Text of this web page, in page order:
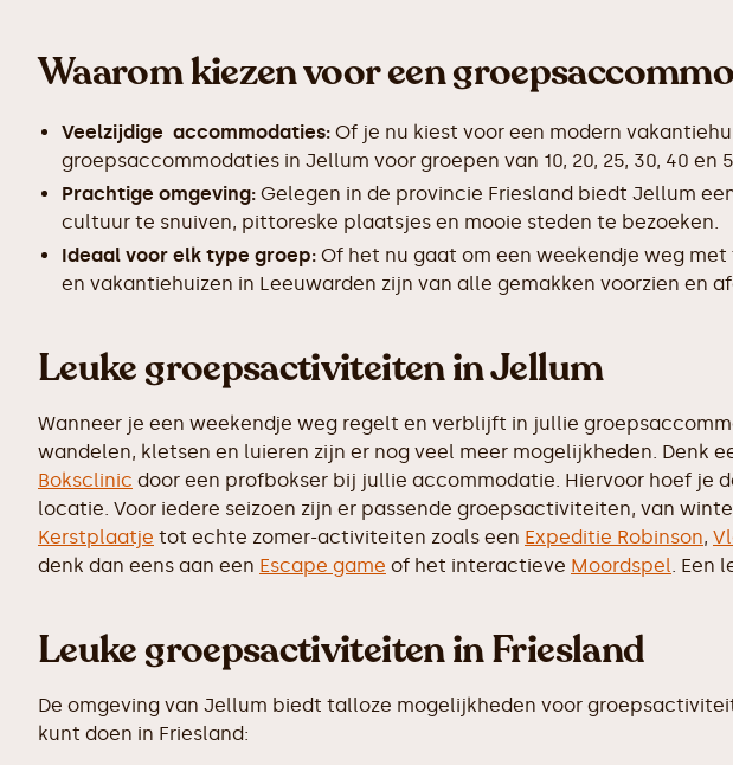
Waarom kiezen voor een
Veelzijdige accommodaties: Of je nu kiest voor een modern
groepsaccommodaties in Jellum voor groepen van 10, 20, 25, 30, 40 en
Prachtige omgeving: Gelegen in de provincie Friesland biedt Jellum
cultuur te snuiven, pittoreske plaatsjes en mooie steden te bezoeken.
Ideaal voor elk type groep: Of het nu gaat om een weekendje weg
en vakantiehuizen in Leeuwarden zijn van alle gemakken voorzien en
Leuke groepsactiviteiten in Jellum
Wanneer je een weekendje weg regelt en verblijft in jullie
wandelen, kletsen en luieren zijn er nog veel meer mogelijkheden. Denk
Boksclinic door een profbokser bij jullie accommodatie. Hiervoor hoef je
locatie. Voor iedere seizoen zijn er passende groepsactiviteiten, van
Kerstplaatje tot echte zomer-activiteiten zoals een Expeditie Robinson,
denk dan eens aan een Escape game of het interactieve Moordspel. Een
Leuke groepsactiviteiten in Friesland
De omgeving van Jellum biedt talloze mogelijkheden voor
kunt doen in Friesland: